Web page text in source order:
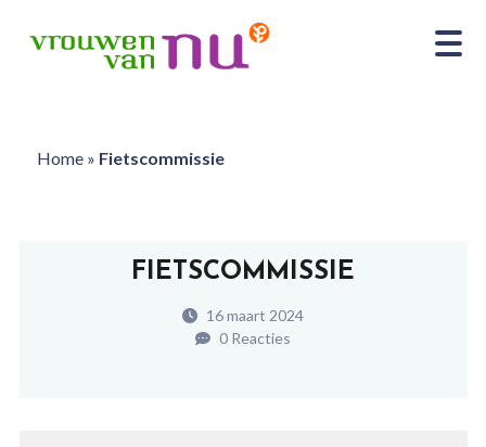
Home» Fietscommissie
FIETSCOMMISSIE
16 maart 2024
0 Reacties